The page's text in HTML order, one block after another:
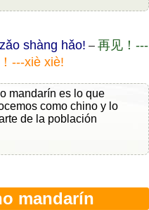
shàng hǎo! – 再见！---
---xiè xiè!
mandarín es lo que
como chino y lo
de la población
mandarín